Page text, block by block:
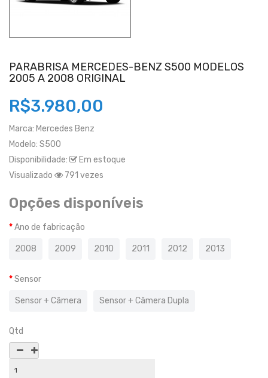
PARABRISA MERCEDES-BENZ S500 MODELOS
2005 A 2008 ORIGINAL
R$3.980,00
Marca: Mercedes Benz
Modelo: S500
Disponibilidade:
Em estoque
Visualizado
791 vezes
Opções disponíveis
Ano de fabricação
2008 2009 2010 2011 2012 2013
Sensor
Sensor + Câmera Sensor + Câmera Dupla
Qtd